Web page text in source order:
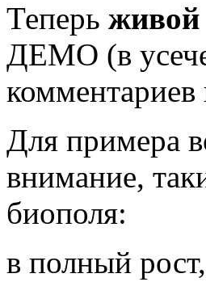
Теперь живой
ДЕМО (в
Для примера
внимание,
биополя:
в полный